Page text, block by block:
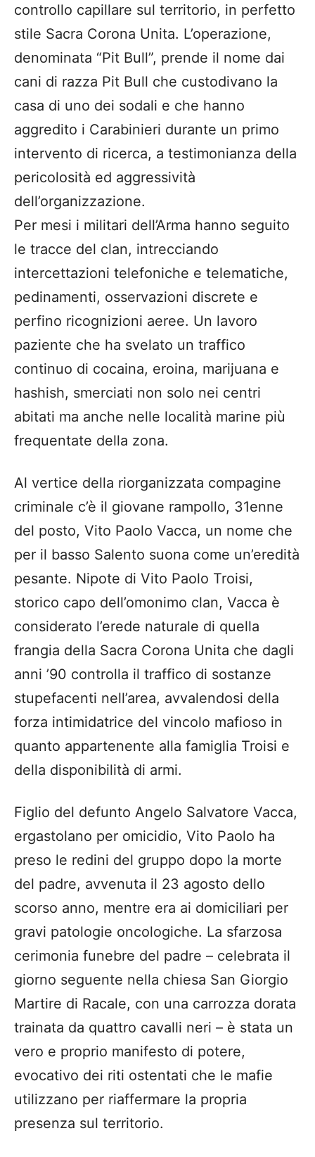
controllo capillare sul territorio, in perfetto
stile Sacra Corona Unita. L’operazione,
denominata “Pit Bull”, prende il nome dai
cani di razza Pit Bull che custodivano la
casa di uno dei sodali e che hanno
aggredito i Carabinieri durante un primo
intervento di ricerca, a testimonianza della
pericolosità ed aggressività
dell’organizzazione.
Per mesi i militari dell’Arma hanno seguito
le tracce del clan, intrecciando
intercettazioni telefoniche e telematiche,
pedinamenti, osservazioni discrete e
perfino ricognizioni aeree. Un lavoro
paziente che ha svelato un traffico
continuo di cocaina, eroina, marijuana e
hashish, smerciati non solo nei centri
abitati ma anche nelle località marine più
frequentate della zona.
Al vertice della riorganizzata compagine
criminale c’è il giovane rampollo, 31enne
del posto, Vito Paolo Vacca, un nome che
per il basso Salento suona come un’eredità
pesante. Nipote di Vito Paolo Troisi,
storico capo dell’omonimo clan, Vacca è
considerato l’erede naturale di quella
frangia della Sacra Corona Unita che dagli
anni ’90 controlla il traffico di sostanze
stupefacenti nell’area, avvalendosi della
forza intimidatrice del vincolo mafioso in
quanto appartenente alla famiglia Troisi e
della disponibilità di armi.
Figlio del defunto Angelo Salvatore Vacca,
ergastolano per omicidio, Vito Paolo ha
preso le redini del gruppo dopo la morte
del padre, avvenuta il 23 agosto dello
scorso anno, mentre era ai domiciliari per
gravi patologie oncologiche. La sfarzosa
cerimonia funebre del padre – celebrata il
giorno seguente nella chiesa San Giorgio
Martire di Racale, con una carrozza dorata
trainata da quattro cavalli neri – è stata un
vero e proprio manifesto di potere,
evocativo dei riti ostentati che le mafie
utilizzano per riaffermare la propria
presenza sul territorio.